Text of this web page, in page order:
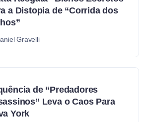
a Distopia de “Corrida dos
Gravelli
de “Predadores
Leva o Caos Para
York